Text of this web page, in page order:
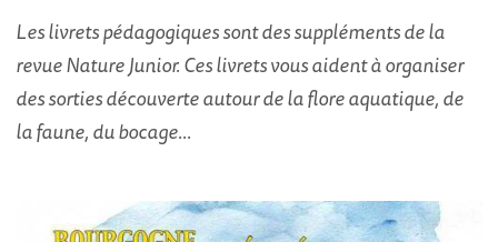
Les livrets pédagogiques sont des suppléments de la
revue Nature Junior.Ces livrets vous aident à organiser
des sorties découverte autour de la flore aquatique, de
la faune, du bocage...